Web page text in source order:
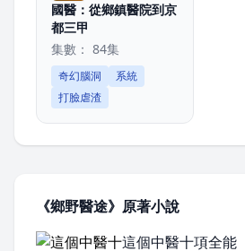
國醫：從鄉鎮醫院到京
都三甲
集數： 84集
奇幻腦洞
系統
打臉虐渣
《鄉野醫途》原著小說
這個中醫十項全能